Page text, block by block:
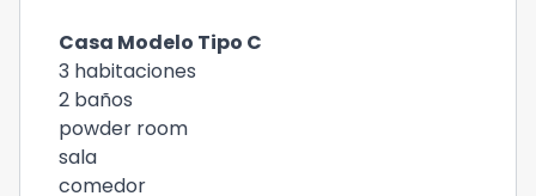
Casa Modelo Tipo C
3 habitaciones
2 baños
powder room
sala
comedor